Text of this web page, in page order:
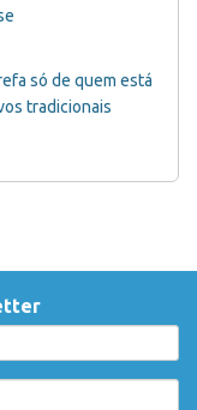
só de quem está
tradicionais